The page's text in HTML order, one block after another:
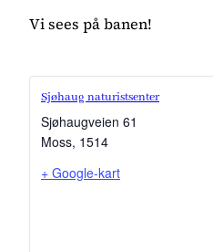
Vi sees på banen!
Sjøhaug naturistsenter
Sjøhaugveien 61
Moss, 1514
+ Google-kart